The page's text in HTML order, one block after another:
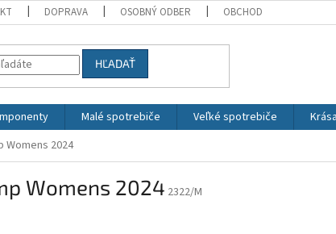
DOPRAVA OSOBNÝ ODBER OBCHODNÉ PODMIENKY
HĽADAŤ
Malé spotrebiče Veľké spotrebiče
Womens 2024
Womens 2024 2322/M